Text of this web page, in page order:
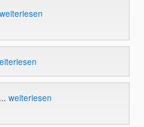
weiterlesen
weiterlesen